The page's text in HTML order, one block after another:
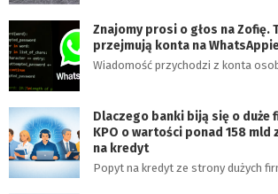
Znajomy prosi o głos na Zofię.
przejmują konta na
Wiadomość przychodzi z konta
Dlaczego banki biją się o duże
KPO o wartości ponad 158 mld
na kredyt
Popyt na kredyt ze strony dużych